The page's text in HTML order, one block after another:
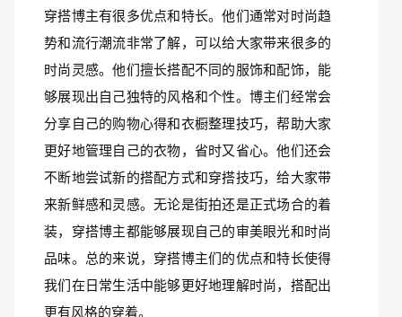
穿搭博主有很多优点和特长。他们通常对时尚趋
势和流行潮流非常了解，可以给大家带来很多的
时尚灵感。他们擅长搭配不同的服饰和配饰，能
够展现出自己独特的风格和个性。博主们经常会
分享自己的购物心得和衣橱整理技巧，帮助大家
更好地管理自己的衣物，省时又省心。他们还会
不断地尝试新的搭配方式和穿搭技巧，给大家带
来新鲜感和灵感。无论是街拍还是正式场合的着
装，穿搭博主都能够展现自己的审美眼光和时尚
品味。总的来说，穿搭博主们的优点和特长使得
我们在日常生活中能够更好地理解时尚，搭配出
更有风格的穿着。